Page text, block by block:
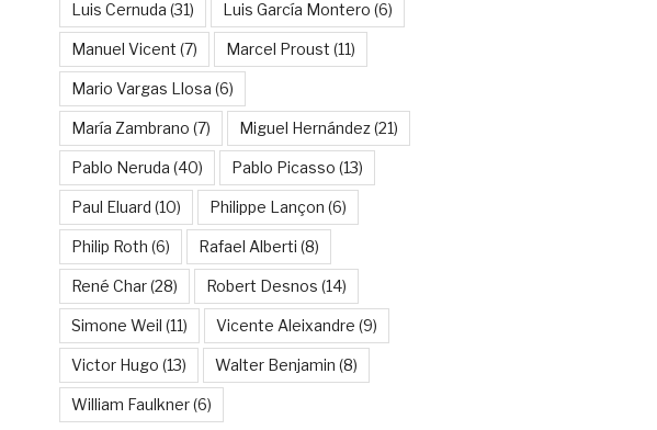
Luis Cernuda (31) Luis García Montero (6)
Manuel Vicent (7) Marcel Proust (11)
Mario Vargas Llosa (6)
María Zambrano (7) Miguel Hernández(21)
Pablo Neruda (40) Pablo Picasso (13)
Paul Eluard (10) Philippe Lançon (6)
Philip Roth (6) Rafael Alberti (8)
René Char(28) Robert Desnos (14)
Simone Weil (11) Vicente Aleixandre (9)
Victor Hugo (13) Walter Benjamin (8)
William Faulkner(6)